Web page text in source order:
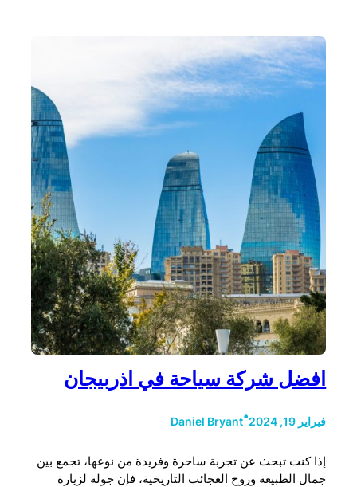
افضل شركة سياحة في اذربيجان
فبراير 19, 2024 •
Daniel Bryant
إذا كنت تبحث عن تجربة ساحرة وفريدة من نوعها، تجمع بين
جمال الطبيعة وروح العجائب التاريخية، فإن جولة لزيارة